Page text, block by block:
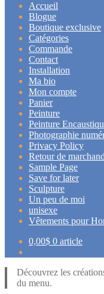
Accueil
Blogue
Boutique exclusive
Catégories
Commande
Contact
Installation
Ma bio
Mon compte
Panier
Peinture
Peinture
Photographie
Privacy Policy
Retour de
Sample Page
Save for later
Sculpture
Un peu de moi
unisexe
Vêtements pour
0,00$ 0 article
Découvrez les
du menu.